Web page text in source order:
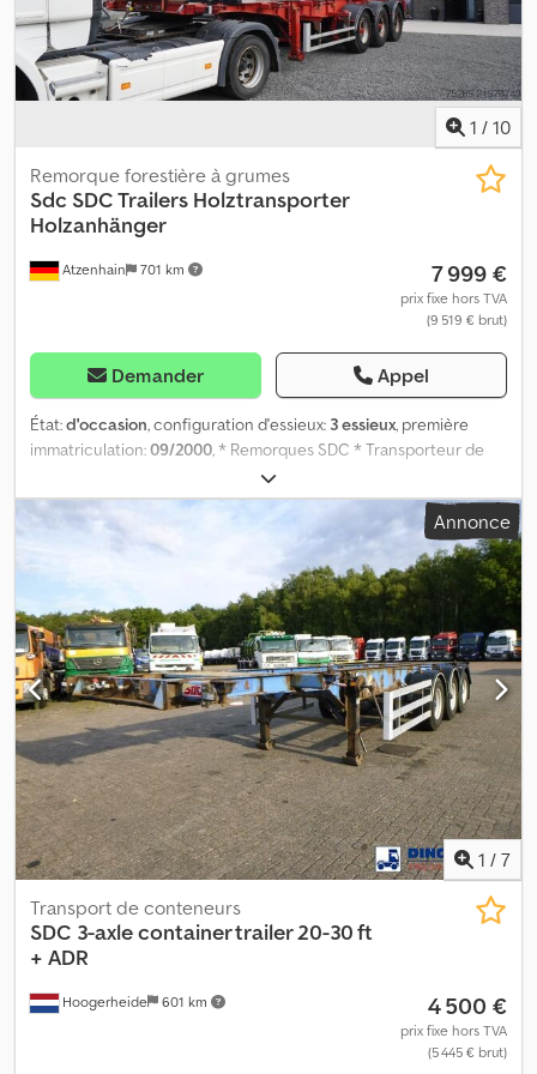
1 / 10
Atzenhain 701 km
Remorque forestière à grumes
Sdc SDC Trailers Holztransporter
Holzanhänger
7 999 €
prix fixe hors TVA
(9 519 € brut)
Demander Appel
État:d'occasion, configuration d'essieux: 3 essieux, première
immatriculation:09/2000, * Remorques SDC * Transporteur de
bois * Remorque à bois * 3 essieux * Disponible immédiatement *
Sous réserve d’erreurs Dedpfx Ajy T Dx Deqpskr Vous avez des
questions ? Contactez-nous pour un conseil rapide, également
directement via WhatsApp : Nous proposons : Achat net pour les
entreprises de l’UE avec numéro de TVA, ainsi que clients hors UE.
Location et financement. Gestion de toutes les formalités
douanières. Établissement de plaques d’immatriculation
provisoires et d’exportation. Transport jusqu’au port. Tous les prix
en annonces sont des prix bruts et incluent déjà la TVA légale de
19 %.
Annonce
1 / 7
Hoogerheide 601 km
Transport de conteneurs
SDC 3-axle container trailer 20-30 ft
+ ADR
4 500 €
prix fixe hors TVA
(5 445 € brut)